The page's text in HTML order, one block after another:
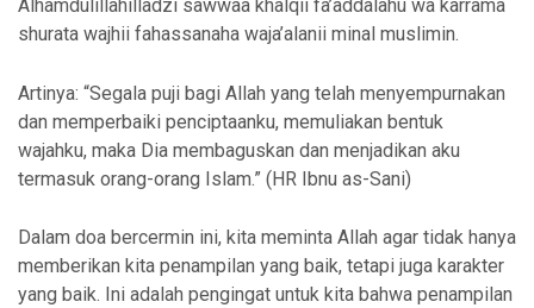
Alhamdulillahilladzi sawwaa khalqii fa’addalahu wa karrama
shurata wajhii fahassanaha waja’alanii minal muslimin.
Artinya: “Segala puji bagi Allah yang telah menyempurnakan
dan memperbaiki penciptaanku, memuliakan bentuk
wajahku, maka Dia membaguskan dan menjadikan aku
termasuk orang-orang Islam.” (HR Ibnu as-Sani)
Dalam doa bercermin ini, kita meminta Allah agar tidak hanya
memberikan kita penampilan yang baik, tetapi juga karakter
yang baik. Ini adalah pengingat untuk kita bahwa penampilan